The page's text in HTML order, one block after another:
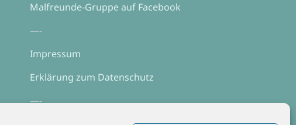
Malfreunde-Gruppe auf Facebook
—-
Impressum
Erklärung zum Datenschutz
—-